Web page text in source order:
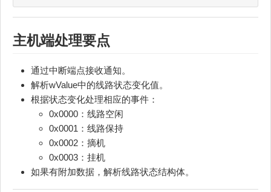
主机端处理要点
通过中断端点接收通知。
解析wValue中的线路状态变化值。
根据状态变化处理相应的事件：
0x0000：线路空闲
0x0001：线路保持
0x0002：摘机
0x0003：挂机
如果有附加数据，解析线路状态结构体。